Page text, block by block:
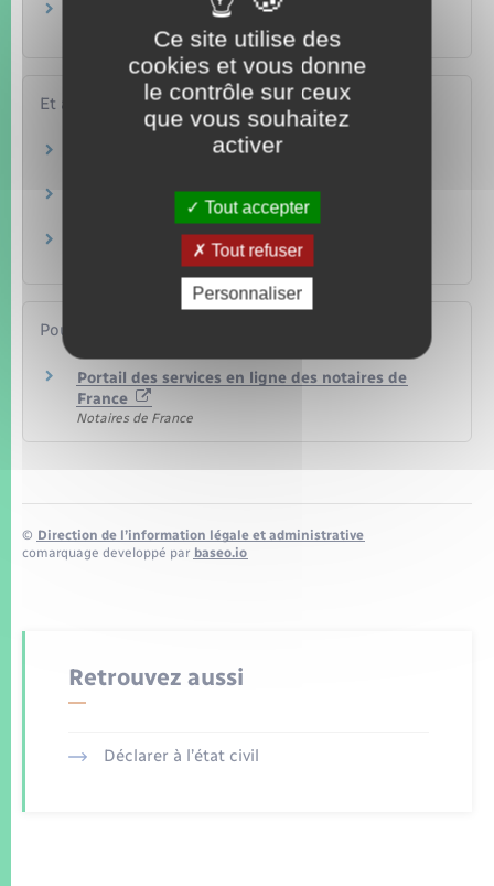
Peut-on renoncer par avance à une partie de
son héritage ?
Et aussi
Règlement d'une succession
Préparer sa succession : donation
Famille – Scolarité
Pour en savoir plus
Portail des services en ligne des notaires de
France
Notaires de France
© Direction de l’information légale et administrative
comarquage developpé par baseo.io
Retrouvez aussi
Déclarer à l’état civil
Ce site utilise des
cookies et vous donne
le contrôle sur ceux
que vous souhaitez
activer
Tout accepter
Tout refuser
Personnaliser